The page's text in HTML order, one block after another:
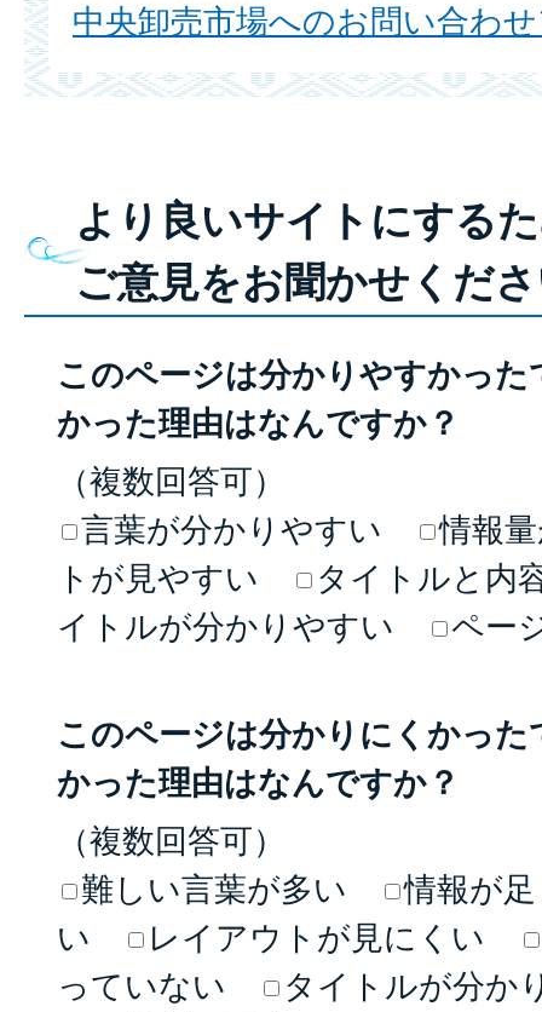
中央卸売市場へのお問い合わ
より良いサイトにする
ご意見をお聞かせくだ
このページは分かりやすかっ
かった理由はなんですか？
（複数回答可）
言葉が分かりやすい
情報
トが見やすい
タイトルと内
イトルが分かりやすい
ペー
このページは分かりにくかっ
かった理由はなんですか？
（複数回答可）
難しい言葉が多い
情報が
い
レイアウトが見にくい
っていない
タイトルが分か